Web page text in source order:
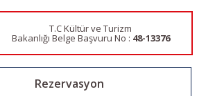
T.C Kültür ve Turizm
Bakanlığı Belge Başvuru No : 48-13376
Rezervasyon